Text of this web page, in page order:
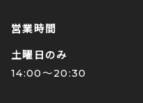
営業時間
土曜日のみ
14:00〜20:30